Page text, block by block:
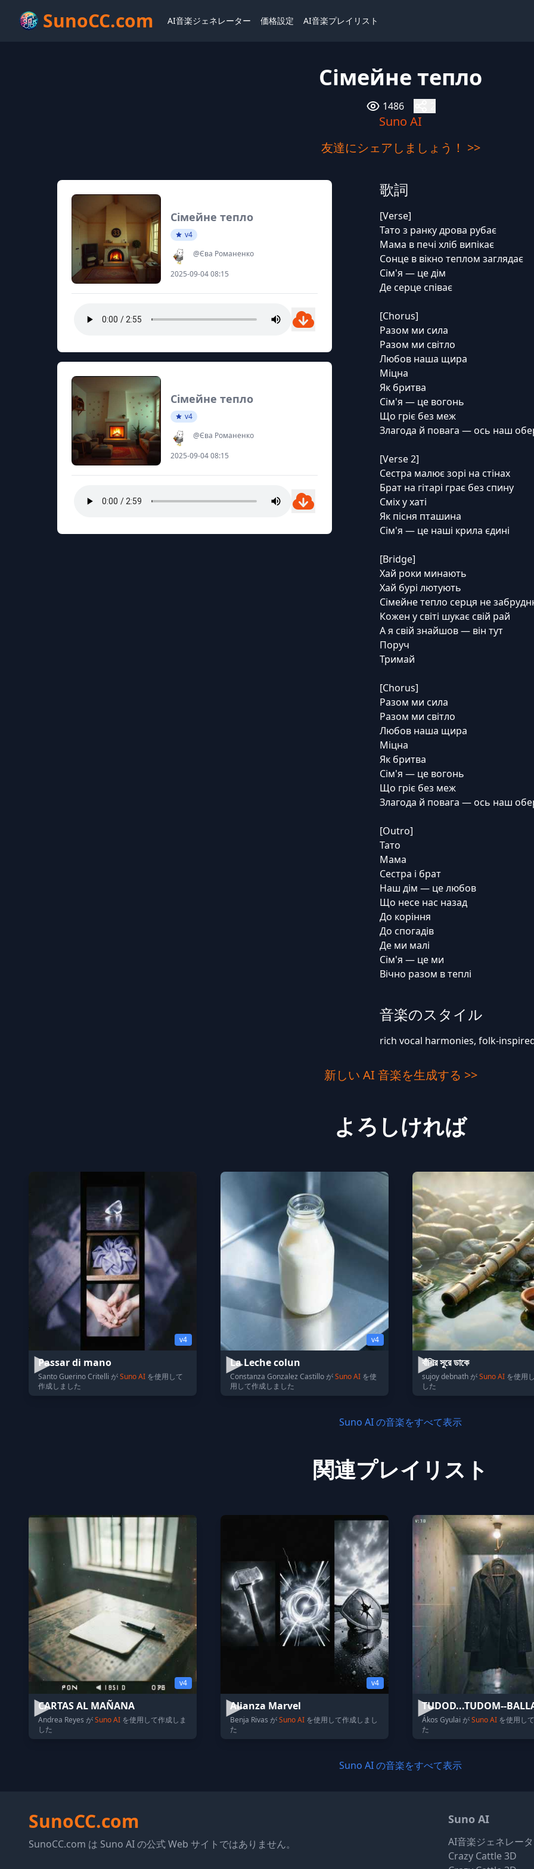
SunoCC.com AI音楽ジェネレーター 価格設定 AI音楽プレイリスト
Сімейне тепло
1486
Suno AI
友達にシェアしましょう！ >>
Сімейне тепло
v4
@Єва Романенко
2025-09-04 08:15
Сімейне тепло
v4
@Єва Романенко
2025-09-04 08:15
歌詞
[Verse]
Тато з ранку дрова рубає
Мама в печі хліб випікає
Сонце в вікно теплом заглядає
Сім'я — це дім
Де серце співає
[Chorus]
Разом ми сила
Разом ми світло
Любов наша щира
Міцна
Як бритва
Сім'я — це вогонь
Що гріє без меж
Злагода й повага — ось наш
[Verse 2]
Сестра малює зорі на стінах
Брат на гітарі грає без спину
Сміх у хаті
Як пісня пташина
Сім'я — це наші крила єдині
[Bridge]
Хай роки минають
Хай бурі лютують
Сімейне тепло серця не
Кожен у світі шукає свій рай
А я свій знайшов — він тут
Поруч
Тримай
[Chorus]
Разом ми сила
Разом ми світло
Любов наша щира
Міцна
Як бритва
Сім'я — це вогонь
Що гріє без меж
Злагода й повага — ось наш
[Outro]
Тато
Мама
Сестра і брат
Наш дім — це любов
Що несе нас назад
До коріння
До спогадів
Де ми малі
Сім'я — це ми
Вічно разом в теплі
音楽のスタイル
rich vocal harmonies, folk-
新しい AI 音楽を生成する >>
よろしければ
v4
Passar di mano
Santo Guerino Critelli がSuno AI を使用して
作成しました
v4
La Leche colun
Constanza Gonzalez Castillo がSuno AI を使
用して作成しました
বাঁশির সুরে ডাকে
sujoy debnath がSuno AI を使用
した
Suno AI の音楽をすべて表示
関連プレイリスト
v4
CARTAS AL MAÑANA
Andrea Reyes がSuno AI を使用して作成しま
した
v4
Alianza Marvel
Benja Rivas がSuno AI を使用して作成しまし
た
TUDOD...TUDOM--
Ákos Gyulai がSuno AI を使用し
た
Suno AI の音楽をすべて表示
SunoCC.com
SunoCC.com は Suno AI の公式 Web サイトではありません。
Suno AI
AI音楽ジェネレー
Crazy Cattle 3D